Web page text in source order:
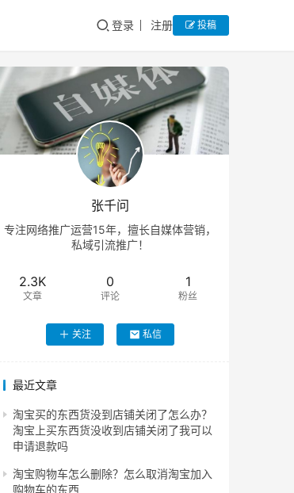
登录 注册 投稿
张千问
专注网络推广运营15年，擅长自媒体营销，
私域引流推广！
2.3K
文章
0
评论
1
粉丝
关注 私信
最近文章
淘宝买的东西货没到店铺关闭了怎么办？
淘宝上买东西货没收到店铺关闭了我可以
申请退款吗
淘宝购物车怎么删除？怎么取消淘宝加入
购物车的东西